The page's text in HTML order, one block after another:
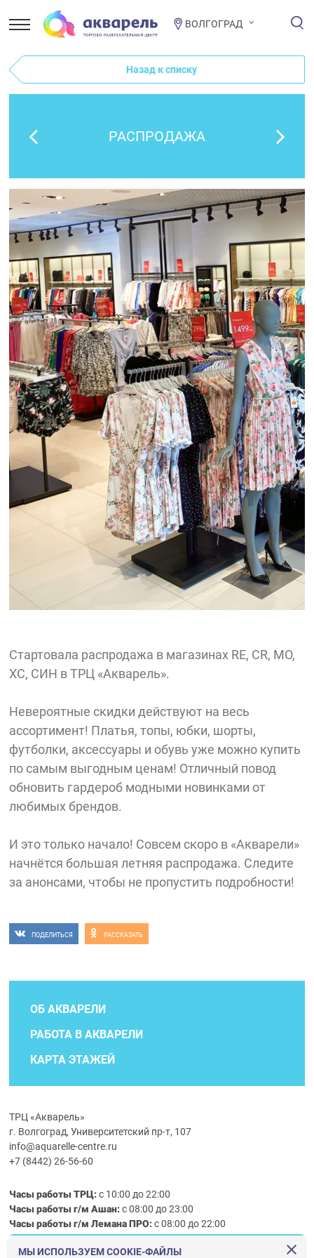
ВОЛГОГРАД
Назад к списку
РАСПРОДАЖА
Стартовала распродажа в магазинах RE, CR, MO,
ХС, СИН в ТРЦ «Акварель».
Невероятные скидки действуют на весь
ассортимент! Платья, топы, юбки, шорты,
футболки, аксессуары и обувь уже можно купить
по самым выгодным ценам! Отличный повод
обновить гардероб модными новинками от
любимых брендов.
И это только начало! Совсем скоро в «Акварели»
начнётся большая летняя распродажа. Следите
за анонсами, чтобы не пропустить подробности!
ПОДЕЛИТЬСЯ РАССКАЗАТЬ
ОБ АКВАРЕЛИ
РАБОТА В АКВАРЕЛИ
КАРТА ЭТАЖЕЙ
ТРЦ «Акварель»
г. Волгоград, Университетский пр-т, 107
info@aquarelle-centre.ru
+7 (8442) 26-56-60
Часы работы ТРЦ:с 10:00 до 22:00
Часы работы г/м Ашан:с 08:00 до 23:00
Часы работыг/мЛемана ПРО:с 08:00 до 22:00
МЫ ИСПОЛЬЗУЕМ COOKIE-ФАЙЛЫ